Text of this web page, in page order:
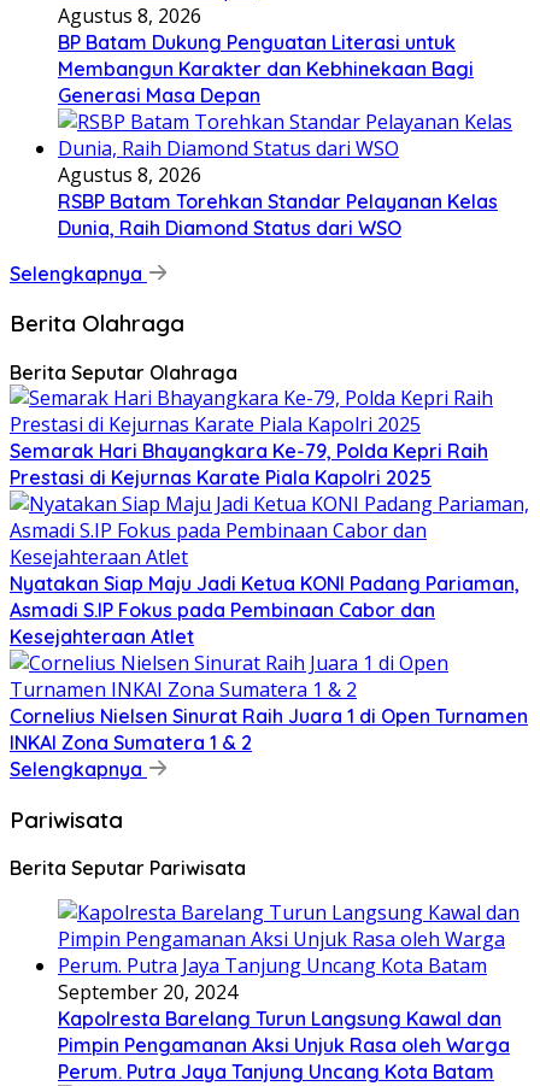
Agustus 8, 2026
BP Batam Dukung Penguatan Literasi untuk
Membangun Karakter dan Kebhinekaan Bagi
Generasi Masa Depan
Agustus 8, 2026
RSBP Batam Torehkan Standar Pelayanan Kelas
Dunia, Raih Diamond Status dari WSO
Selengkapnya
Berita Olahraga
Berita Seputar Olahraga
Semarak Hari Bhayangkara Ke-79, Polda Kepri Raih
Prestasi di Kejurnas Karate Piala Kapolri 2025
Nyatakan Siap Maju Jadi Ketua KONI Padang Pariaman,
Asmadi S.IP Fokus pada Pembinaan Cabor dan
Kesejahteraan Atlet
Cornelius Nielsen Sinurat Raih Juara 1 di Open Turnamen
INKAI Zona Sumatera 1 & 2
Selengkapnya
Pariwisata
Berita Seputar Pariwisata
September 20, 2024
Kapolresta Barelang Turun Langsung Kawal dan
Pimpin Pengamanan Aksi Unjuk Rasa oleh Warga
Perum. Putra Jaya Tanjung Uncang Kota Batam